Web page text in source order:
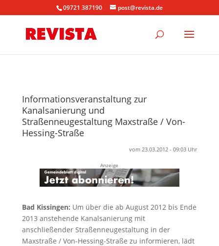
09721 387190 post@revista.de
Informationsveranstaltung zur
Kanalsanierung und
Straßenneugestaltung Maxstraße / Von-
Hessing-Straße
vom 23.03.2012 - 09:03 Uhr
Anzeige
Bad Kissingen: Um über die ab August 2012 bis Ende
2013 anstehende Kanalsanierung mit
anschließender Straßenneugestaltung in der
Maxstraße / Von-Hessing-Straße zu informieren, lädt